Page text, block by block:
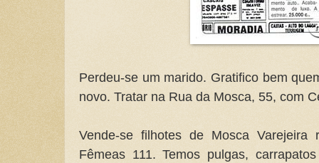
Perdeu-se um marido. Gratifico bem
novo. Tratar na Rua da Mosca, 55, com
Vende-se filhotes de Mosca
Fêmeas 111. Temos pulgas,